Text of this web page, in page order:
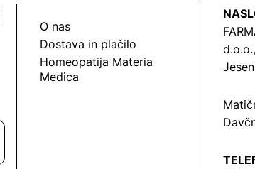
O nas
Dostava in plačilo
Homeopatija Materia
Medica
d.o.o.,